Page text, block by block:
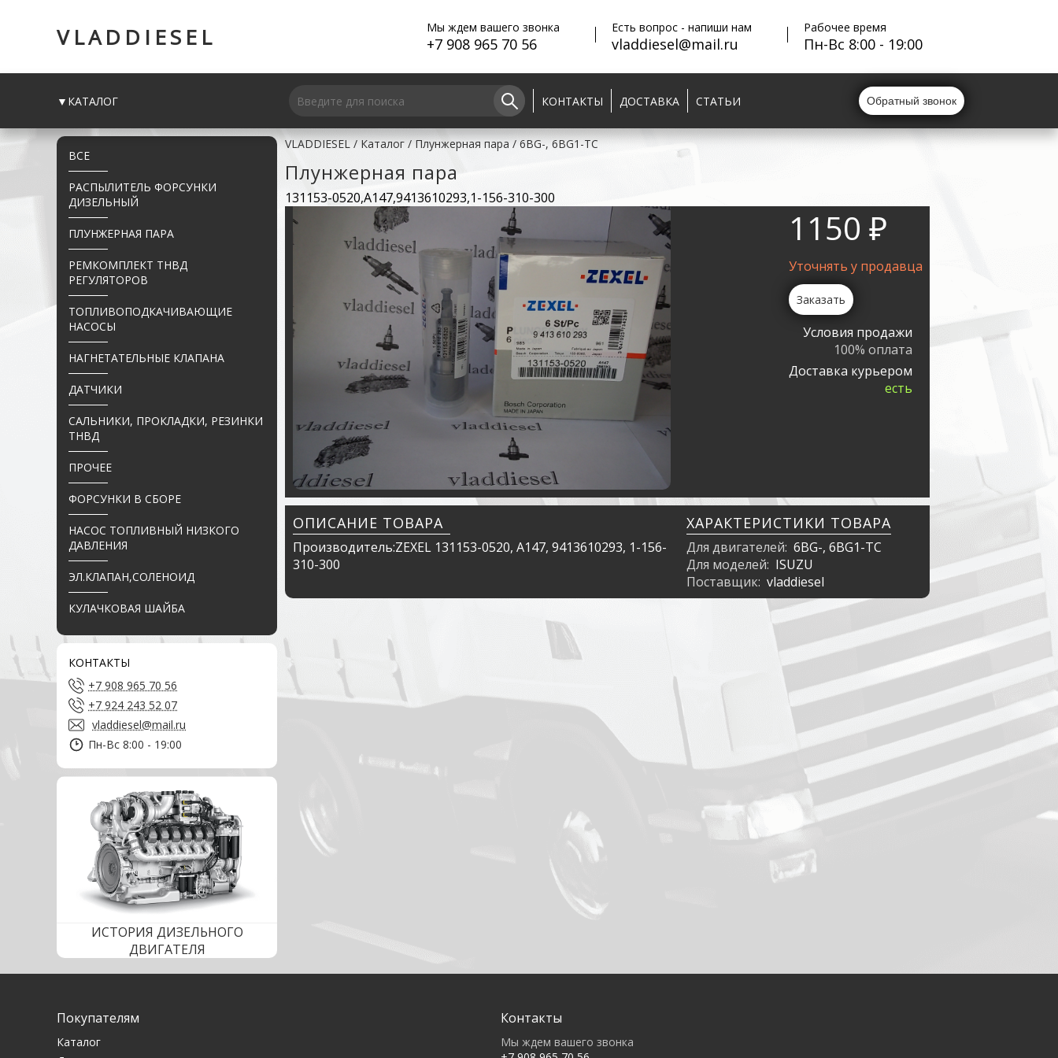
VLADDIESEL Мы ждем вашего звонка
+7 908 965 70 56
Есть вопрос - напиши нам
vladdiesel@mail.ru
Рабочее время
Пн-Вс 8:00 - 19:00
▼КАТАЛОГ КОНТАКТЫ ДОСТАВКА СТАТЬИ Обратный звонок
ВСЕ
РАСПЫЛИТЕЛЬ ФОРСУНКИ
ДИЗЕЛЬНЫЙ
ПЛУНЖЕРНАЯ ПАРА
РЕМКОМПЛЕКТ ТНВД
РЕГУЛЯТОРОВ
ТОПЛИВОПОДКАЧИВАЮЩИЕ
НАСОСЫ
НАГНЕТАТЕЛЬНЫЕ КЛАПАНА
ДАТЧИКИ
САЛЬНИКИ, ПРОКЛАДКИ, РЕЗИНКИ
ТНВД
ПРОЧЕЕ
ФОРСУНКИ В СБОРЕ
НАСОС ТОПЛИВНЫЙ НИЗКОГО
ДАВЛЕНИЯ
ЭЛ.КЛАПАН,СОЛЕНОИД
КУЛАЧКОВАЯ ШАЙБА
КОНТАКТЫ
+7 908 965 70 56
+7 924 243 52 07
vladdiesel@mail.ru
Пн-Вс 8:00 - 19:00
ИСТОРИЯ ДИЗЕЛЬНОГО
ДВИГАТЕЛЯ
VLADDIESEL/Каталог /Плунжерная пара / 6BG-, 6BG1-TC
Плунжерная пара
131153-0520,A147,9413610293,1-156-310-300
1150 ₽
Уточнять у продавца
Заказать
Условия продажи
100% оплата
Доставка курьером
есть
ОПИСАНИЕ ТОВАРА
Производитель:ZEXEL 131153-0520, A147, 9413610293, 1-156-
310-300
ХАРАКТЕРИСТИКИ ТОВАРА
Для двигателей: 6BG-, 6BG1-TC
Для моделей: ISUZU
Поставщик: vladdiesel
Покупателям
Каталог
Контакты
Мы ждем вашего звонка